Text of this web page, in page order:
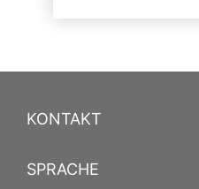
KONTAKT
SPRACHE